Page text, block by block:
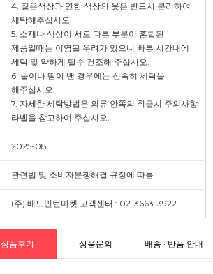
4. 짙은색상과 연한 색상의 옷은 반드시 분리하여
세탁해주십시오.
5. 소재나 색상이 서로 다른 부분이 혼합된
제품일때는 이염될 우려가 있으니 빠른 시간내에
세탁 및 약하게 탈수 건조해 주십시오.
6. 물이나 땀이 밴 경우에는 신속히 세탁을
해주십시오.
7. 자세한 세탁방법은 의류 안쪽의 취급시 주의사항
라벨을 참고하여 주십시오.
2025-08
관련법 및 소비자분쟁해결 규정에 따름
(주) 배드민턴마켓 고객센터 : 02-3663-3922
상품후기 상품문의 배송 · 반품 안내